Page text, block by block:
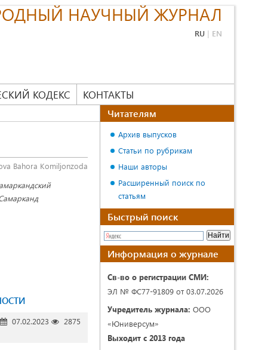
НАУЧНЫЙ ЖУРНАЛ
RU | EN
КОДЕКС КОНТАКТЫ
Bahora Komiljonzoda
07.02.2023
2875
Читателям
Архив выпусков
Статьи по рубрикам
Наши авторы
Расширенный поиск по
статьям
Быстрый поиск
Информация о журнале
Св-во о регистрации СМИ:
ЭЛ № ФС77-91809 от 03.07.2026
Учредитель журнала: ООО
«Юниверсум»
Выходит с 2013 года